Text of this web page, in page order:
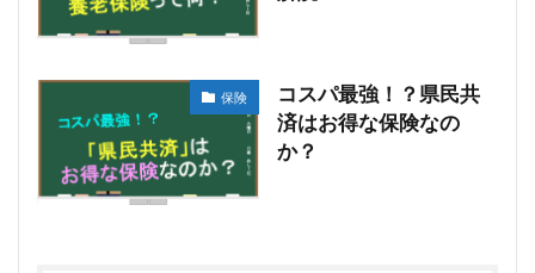
保険
コスパ最強！？県民共
済はお得な保険なの
か？